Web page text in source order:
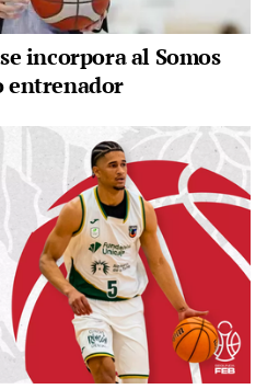
incorpora al Somos
entrenador